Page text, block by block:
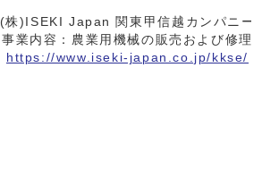
(株)ISEKI Japan 関東甲信越カンパニー
事業内容：農業用機械の販売および修理
https://www.iseki-japan.co.jp/kkse/